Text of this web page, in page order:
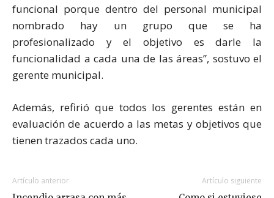
funcional porque dentro del personal municipal
nombrado hay un grupo que se ha
profesionalizado y el objetivo es darle la
funcionalidad a cada una de las áreas”, sostuvo el
gerente municipal.
Además, refirió que todos los gerentes están en
evaluación de acuerdo a las metas y objetivos que
tienen trazados cada uno.
Artículo anterior Artículo siguiente